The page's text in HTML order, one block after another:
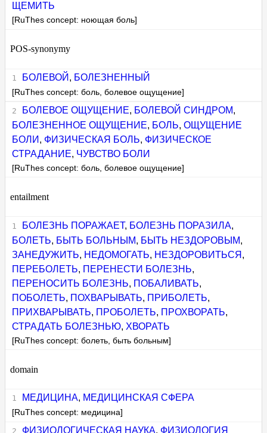
ЩЕМИТЬ
[RuThes concept: ноющая боль]
POS-synonymy
БОЛЕВОЙ , БОЛЕЗНЕННЫЙ
[RuThes concept: боль, болевое ощущение]
БОЛЕВОЕ ОЩУЩЕНИЕ, БОЛЕВОЙ СИНДРОМ,
БОЛЕЗНЕННОЕ ОЩУЩЕНИЕ, БОЛЬ,ОЩУЩЕНИЕ
БОЛИ , ФИЗИЧЕСКАЯ БОЛЬ, ФИЗИЧЕСКОЕ
СТРАДАНИЕ, ЧУВСТВО БОЛИ
[RuThes concept: боль, болевое ощущение]
entailment
БОЛЕЗНЬ ПОРАЖАЕТ, БОЛЕЗНЬ ПОРАЗИЛА,
БОЛЕТЬ, БЫТЬ БОЛЬНЫМ, БЫТЬ НЕЗДОРОВЫМ,
ЗАНЕДУЖИТЬ, НЕДОМОГАТЬ, НЕЗДОРОВИТЬСЯ ,
ПЕРЕБОЛЕТЬ, ПЕРЕНЕСТИ БОЛЕЗНЬ,
ПЕРЕНОСИТЬ БОЛЕЗНЬ, ПОБАЛИВАТЬ,
ПОБОЛЕТЬ, ПОХВАРЫВАТЬ, ПРИБОЛЕТЬ,
ПРИХВАРЫВАТЬ, ПРОБОЛЕТЬ, ПРОХВОРАТЬ,
СТРАДАТЬ БОЛЕЗНЬЮ, ХВОРАТЬ
[RuThes concept: болеть, быть больным]
domain
МЕДИЦИНА, МЕДИЦИНСКАЯ СФЕРА
[RuThes concept: медицина]
ФИЗИОЛОГИЧЕСКАЯ НАУКА, ФИЗИОЛОГИЯ